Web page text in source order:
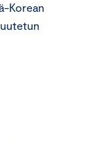
Korean